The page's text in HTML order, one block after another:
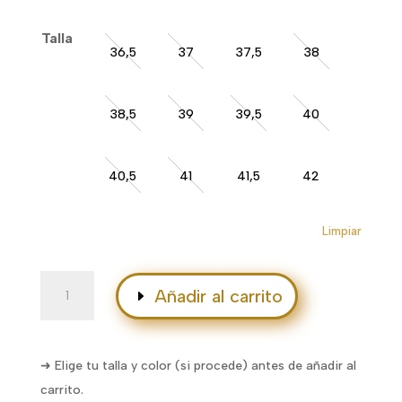
110,00€
Talla
36,5 37 37,5 38
38,5 39 39,5 40
40,5 41 41,5 42
Limpiar
Añadir al carrito
➜ Elige tu talla y color (si procede) antes de añadir al
carrito.